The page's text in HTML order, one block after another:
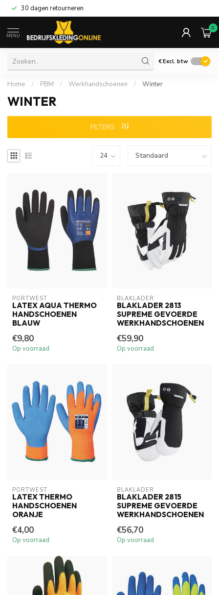
30 dagen retourneren
MENU
0
€Excl. btw
Home / PBM / Werkhandschoenen / Winter
WINTER
FILTERS
PORTWEST
LATEX AQUA THERMO
HANDSCHOENEN
BLAUW
€9,80
Op voorraad
BLAKLADER
BLAKLADER 2813
SUPREME GEVOERDE
WERKHANDSCHOENEN
€59,90
Op voorraad
PORTWEST
LATEX THERMO
HANDSCHOENEN
ORANJE
€4,00
Op voorraad
BLAKLADER
BLAKLADER 2815
SUPREME GEVOERDE
WERKHANDSCHOENEN
€56,70
Op voorraad